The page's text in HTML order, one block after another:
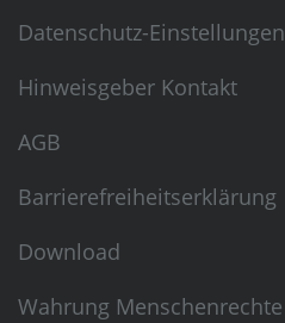
Datenschutz-Einstellungen
Hinweisgeber Kontakt
AGB
Barrierefreiheitserklärung
Download
Wahrung Menschenrechte